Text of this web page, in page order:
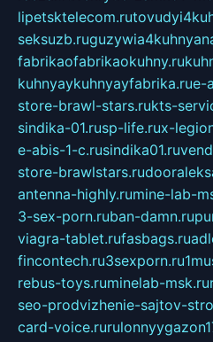
lipetsktelecom.ru
seksuzb.ru
fabrikaofabrikaokuhny.ru
kuhnyaykuhnyayfabrika.rue-
store-brawl-stars.rukts-
sindika-01.rusp-life.rux-
e-abis-1-c.rusindika01.ru
store-brawlstars.ru
antenna-highly.rumine-lab-
3-sex-porn.ruban-damn.ru
viagra-tablet.rufasbags.ru
fincontech.ru3sexporn.ru
rebus-toys.ruminelab-msk.ru
seo-prodvizhenie-sajtov-
card-voice.ru